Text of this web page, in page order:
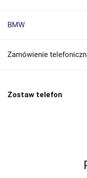
BMW
Zamówienie
Zostaw telefon